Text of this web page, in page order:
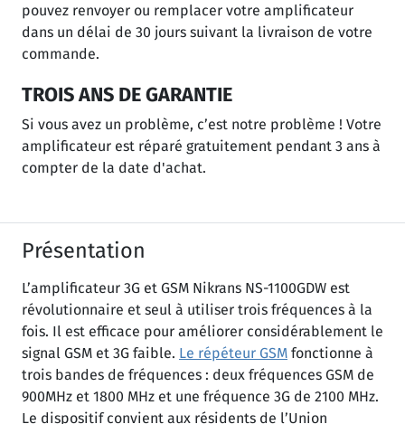
pouvez renvoyer ou remplacer votre amplificateur
dans un délai de 30 jours suivant la livraison de votre
commande.
TROIS ANS DE GARANTIE
Si vous avez un problème, c’est notre problème ! Votre
amplificateur est réparé gratuitement pendant 3 ans à
compter de la date d'achat.
Présentation
L’amplificateur 3G et GSM Nikrans NS-1100GDW est
révolutionnaire et seul à utiliser trois fréquences à la
fois. Il est efficace pour améliorer considérablement le
signal GSM et 3G faible. Le répéteur GSM fonctionne à
trois bandes de fréquences : deux fréquences GSM de
900MHz et 1800 MHz et une fréquence 3G de 2100 MHz.
Le dispositif convient aux résidents de l’Union